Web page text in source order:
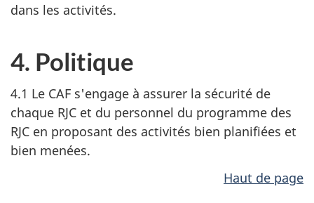
dans les activités.
4. Politique
4.1 Le CAF s'engage à assurer la sécurité de
chaque RJC et du personnel du programme des
RJC en proposant des activités bien planifiées et
bien menées.
Haut de page